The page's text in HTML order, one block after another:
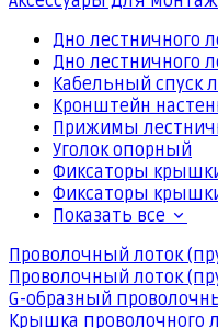
Дно лестничного
Дно лестничного
Кабельный спуск
Кронштейн
Прижимы
Уголок опорный
Фиксаторы
Фиксаторы
Показать все
Проволочный лоток
Проволочный лоток
G-образный
Крышка проволочного